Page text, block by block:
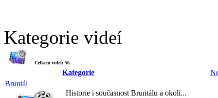
Kategorie videí
Celkem videí: 56
Kategorie
Bruntál
Historie i současnost Bruntálu a okolí...